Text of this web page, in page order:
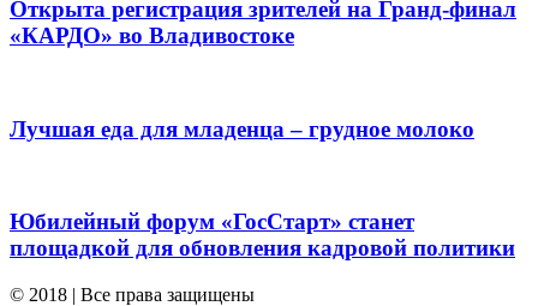
Открыта регистрация зрителей на Гранд-финал
«КАРДО» во Владивостоке
Лучшая еда для младенца – грудное молоко
Юбилейный форум «ГосСтарт» станет
площадкой для обновления кадровой политики
© 2018 | Все права защищены